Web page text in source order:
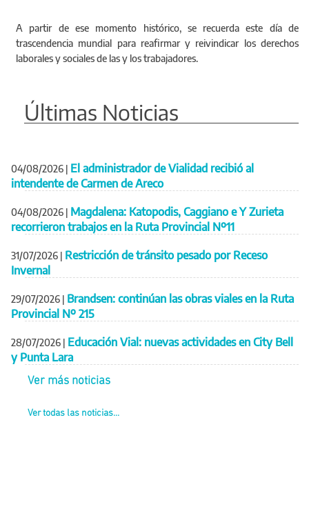
A partir de ese momento histórico, se recuerda este día de
trascendencia mundial para reafirmar y reivindicar los derechos
laborales y sociales de las y los trabajadores.
Últimas Noticias
04/08/2026 | El administrador de Vialidad recibió al
intendente de Carmen de Areco
04/08/2026 | Magdalena: Katopodis, Caggiano e Y Zurieta
recorrieron trabajos en la Ruta Provincial Nº11
31/07/2026 | Restricción de tránsito pesado por Receso
Invernal
29/07/2026 | Brandsen: continúan las obras viales en la Ruta
Provincial Nº 215
28/07/2026 | Educación Vial: nuevas actividades en City Bell
y Punta Lara
Ver más noticias
Ver todas las noticias...